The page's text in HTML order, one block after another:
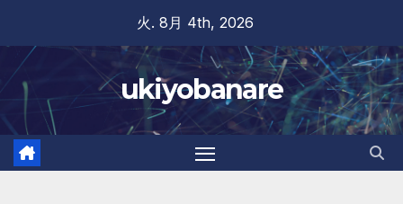
content
火. 8月 4th, 2026
ukiyobanare